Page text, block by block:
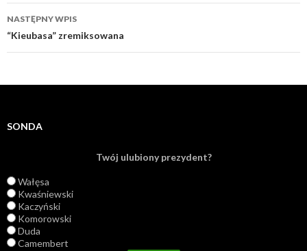
NASTĘPNY WPIS
“Kieubasa” zremiksowana
SONDA
Twój ulubiony prezydent?
Wałęsa
Kwaśniewski
Kaczyński
Komorowski
Duda
Camembert